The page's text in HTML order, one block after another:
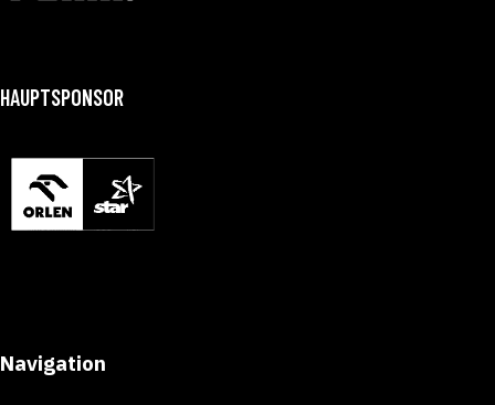
HAUPTSPONSOR
Navigation